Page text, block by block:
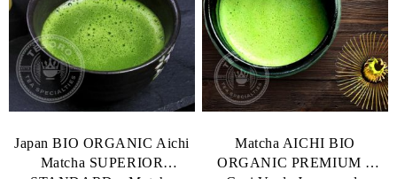
Japan BIO ORGANIC Aichi
Matcha SUPERIOR
STANDARD – Matcha
Matcha AICHI BIO
ORGANIC PREMIUM –
Ceai Verde Japonez de